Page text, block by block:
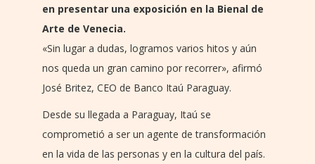
en presentar una exposición en la Bienal de
Arte de Venecia.
«Sin lugar a dudas, logramos varios hitos y aún
nos queda un gran camino por recorrer», afirmó
José Britez, CEO de Banco Itaú Paraguay.
Desde su llegada a Paraguay, Itaú se
comprometió a ser un agente de transformación
en la vida de las personas y en la cultura del país.